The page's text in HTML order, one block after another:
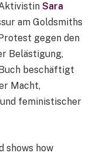
Sara
am Goldsmiths
gegen den
Belästigung,
beschäftigt
Macht,
feministischer
shows how